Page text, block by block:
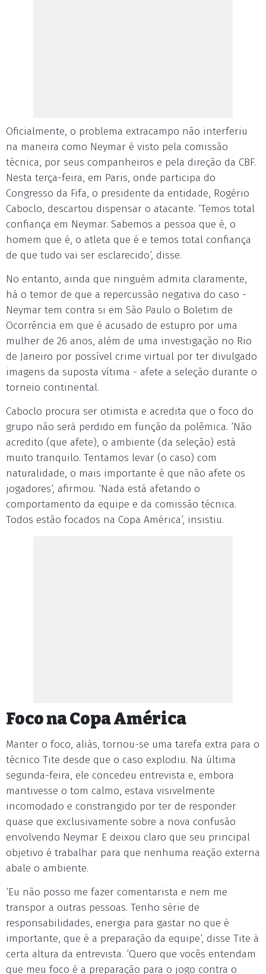
Oficialmente, o problema extracampo não interferiu
na maneira como Neymar é visto pela comissão
técnica, por seus companheiros e pela direção da CBF.
Nesta terça-feira, em Paris, onde participa do
Congresso da Fifa, o presidente da entidade, Rogério
Caboclo, descartou dispensar o atacante. ‘Temos total
confiança em Neymar. Sabemos a pessoa que é, o
homem que é, o atleta que é e temos total confiança
de que tudo vai ser esclarecido‘, disse.
No entanto, ainda que ninguém admita claramente,
há o temor de que a repercussão negativa do caso -
Neymar tem contra si em São Paulo o Boletim de
Ocorrência em que é acusado de estupro por uma
mulher de 26 anos, além de uma investigação no Rio
de Janeiro por possível crime virtual por ter divulgado
imagens da suposta vítima - afete a seleção durante o
torneio continental.
Caboclo procura ser otimista e acredita que o foco do
grupo não será perdido em função da polêmica. ‘Não
acredito (que afete), o ambiente (da seleção) está
muito tranquilo. Tentamos levar (o caso) com
naturalidade, o mais importante é que não afete os
jogadores‘, afirmou. ‘Nada está afetando o
comportamento da equipe e da comissão técnica.
Todos estão focados na Copa América‘, insistiu.
Foco na Copa América
Manter o foco, aliás, tornou-se uma tarefa extra para o
técnico Tite desde que o caso explodiu. Na última
segunda-feira, ele concedeu entrevista e, embora
mantivesse o tom calmo, estava visivelmente
incomodado e constrangido por ter de responder
quase que exclusivamente sobre a nova confusão
envolvendo Neymar E deixou claro que seu principal
objetivo é trabalhar para que nenhuma reação externa
abale o ambiente.
‘Eu não posso me fazer comentarista e nem me
transpor a outras pessoas. Tenho série de
responsabilidades, energia para gastar no que é
importante, que é a preparação da equipe‘, disse Tite à
certa altura da entrevista. ‘Quero que vocês entendam
que meu foco é a preparação para o jogo contra o